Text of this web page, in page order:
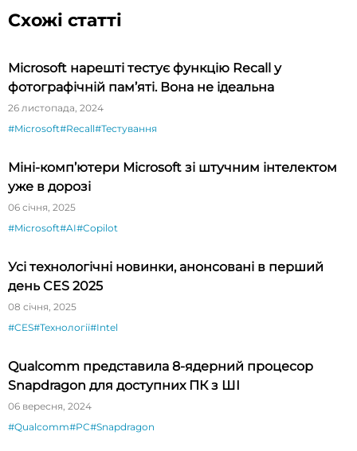
Схожі статті
Microsoft нарешті тестує функцію Recall у
фотографічній пам’яті. Вона не ідеальна
26 листопада, 2024
#Microsoft#Recall#Тестування
Міні-комп’ютери Microsoft зі штучним інтелектом
уже в дорозі
06 січня, 2025
#Microsoft#AI#Copilot
Усі технологічні новинки, анонсовані в перший
день CES 2025
08 січня, 2025
#CES#Технології#Intel
Qualcomm представила 8-ядерний процесор
Snapdragon для доступних ПК з ШІ
06 вересня, 2024
#Qualcomm#PC#Snapdragon